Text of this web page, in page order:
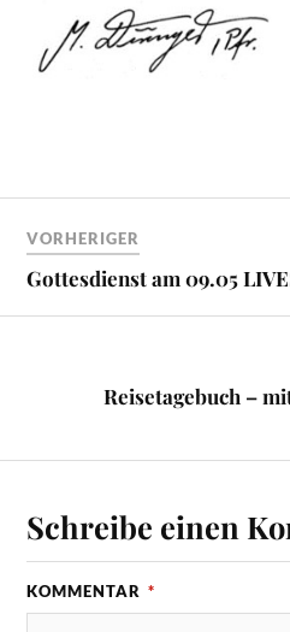
VORHERIGER
Gottesdienst am 09.05
Reisetagebuch –
Schreibe einen
KOMMENTAR *